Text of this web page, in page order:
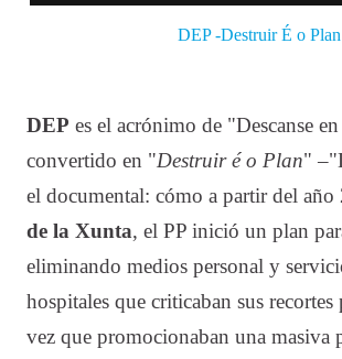
DEP -Destruir É o Plan
DEP es el acrónimo de "Descanse
convertido en "Destruir é o Plan"
el documental: cómo a partir del año
de la Xunta, el PP inició un plan
eliminando medios personal y
hospitales que criticaban sus
vez que promocionaban una masiva